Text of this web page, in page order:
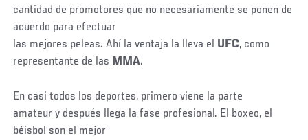
cantidad de promotores que no necesariamente se ponen de
acuerdo para efectuar
las mejores peleas. Ahí la ventaja la lleva el UFC, como
representante de las MMA.
En casi todos los deportes, primero viene la parte
amateur y después llega la fase profesional. El boxeo, el
béisbol son el mejor